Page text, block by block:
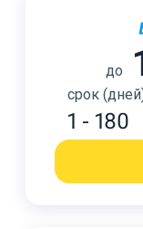
до
срок
1 - 180